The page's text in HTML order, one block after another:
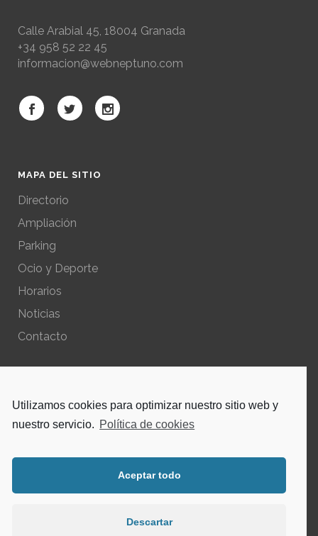
Utilizamos cookies para optimizar nuestro sitio web y
nuestro servicio. Política de cookies
Aceptar todo
Descartar
Calle Arabial 45, 18004 Granada
+34 958 52 22 45
informacion@webneptuno.com
MAPA DEL SITIO
Directorio
Ampliación
Parking
Ocio y Deporte
Horarios
Noticias
Contacto
Política de privacidad – Aviso Legal